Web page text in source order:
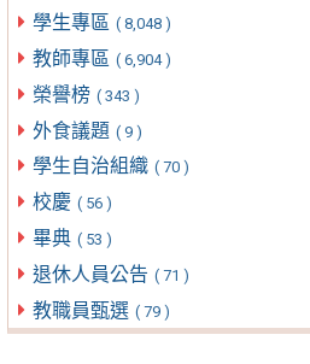
學生專區 ( 8,048 )
教師專區 ( 6,904 )
榮譽榜 ( 343 )
外食議題 ( 9 )
學生自治組織 ( 70 )
校慶 ( 56 )
畢典 ( 53 )
退休人員公告 ( 71 )
教職員甄選 ( 79 )